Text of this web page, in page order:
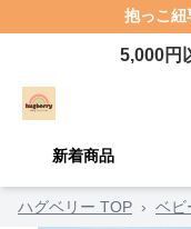
抱っこ紐
5,000円
新着商品
ハグベリー TOP › ベビ